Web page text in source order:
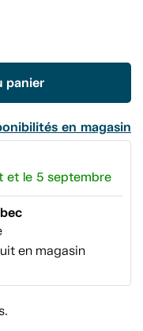
panier
en magasin
et le 5 septembre
en magasin